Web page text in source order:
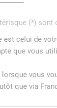
(*) sont
est celui de
que vous
vous
que via